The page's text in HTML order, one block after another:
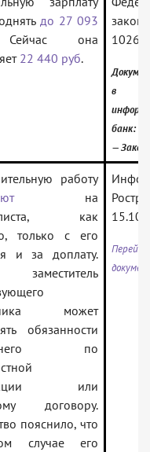
до 27 093
она
22 440 руб.
в
банк:
—
работу
на
как
только с его
и за доплату.
заместитель
может
обязанности
по
или
договору.
пояснило, что
случае его